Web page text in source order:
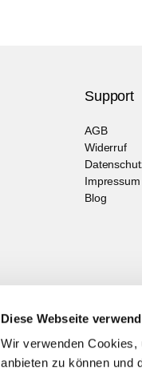
Diese Webseite
Wir verwenden Cookies,
anbieten zu können und
Support
AGB
Widerruf
Impressum
Blog
Mit